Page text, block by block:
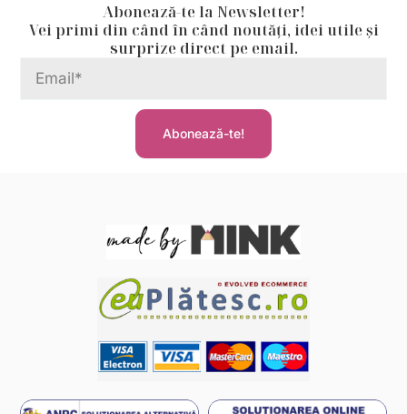
Abonează-te la Newsletter!
Vei primi din când în când noutăți, idei utile și
surprize direct pe email.
Abonează-te!